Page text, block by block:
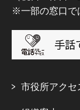
※一部の窓口で
市役所アクセ